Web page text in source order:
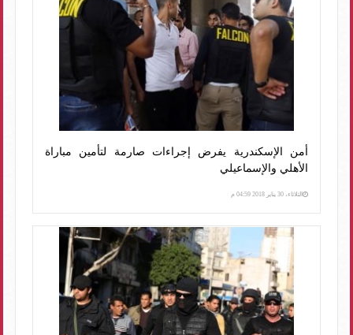
أمن الإسكندرية يفرض إجراءات صارمة لتأمين مباراة
الأهلي والإسماعيلي
الثلاثاء، 30 يناير 2018 04:59 م